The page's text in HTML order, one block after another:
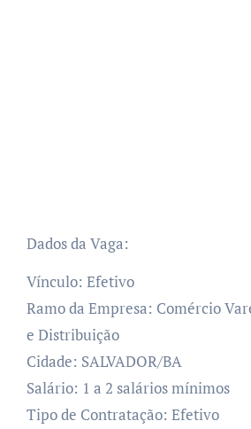
Dados da Vaga:
Vínculo: Efetivo
Ramo da Empresa: Comércio
e Distribuição
Cidade: SALVADOR/BA
Salário: 1 a 2 salários mínimos
Tipo de Contratação: Efetivo